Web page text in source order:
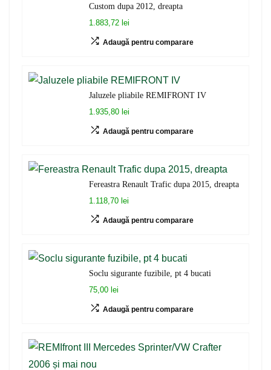
Custom dupa 2012, dreapta
1.883,72 lei
Adaugă pentru comparare
Jaluzele pliabile REMIFRONT IV
1.935,80 lei
Adaugă pentru comparare
Fereastra Renault Trafic dupa 2015, dreapta
1.118,70 lei
Adaugă pentru comparare
Soclu sigurante fuzibile, pt 4 bucati
75,00 lei
Adaugă pentru comparare